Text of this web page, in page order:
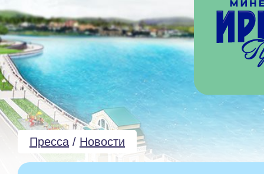
Пресса / Новости